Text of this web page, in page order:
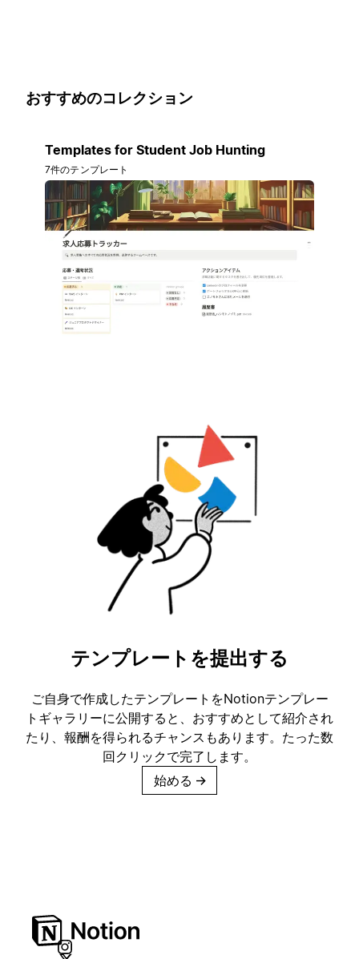
おすすめのコレクション
Templates for Student Job Hunting
7件のテンプレート
テンプレートを提出する
ご自身で作成したテンプレートをNotionテンプレー
トギャラリーに公開すると、おすすめとして紹介され
たり、報酬を得られるチャンスもあります。たった数
回クリックで完了します。
始める →